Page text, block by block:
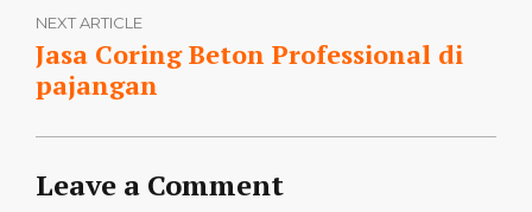
NEXT ARTICLE
Jasa Coring Beton Professional di
pajangan
Leave a Comment